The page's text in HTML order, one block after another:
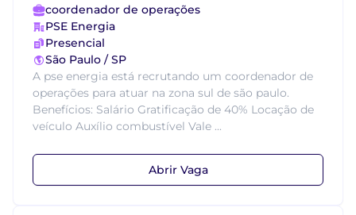
coordenador de operações
PSE Energia
Presencial
São Paulo / SP
A pse energia está recrutando um coordenador de
operações para atuar na zona sul de são paulo.
Benefícios: Salário Gratificação de 40% Locação de
veículo Auxílio combustível Vale ...
Abrir Vaga